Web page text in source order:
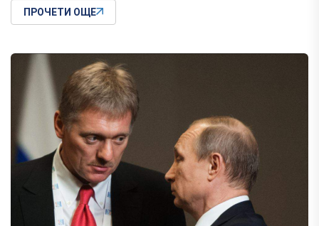
ПРОЧЕТИ ОЩЕ